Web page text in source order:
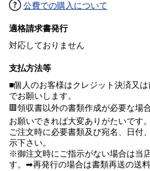
公費での購入について
適格請求書発行
対応しておりません
支払方法等
■個人のお客様はクレジット決済又は
でお願いします。
🟥領収書以外の書類作成が必要な場
お願いできれば大変ありがたいです。
ご注文時に必要書類及び宛名、日付
示下さい。
※御注文時にご指示がない場合は当
す。➡再発行の場合は書類再送の送料